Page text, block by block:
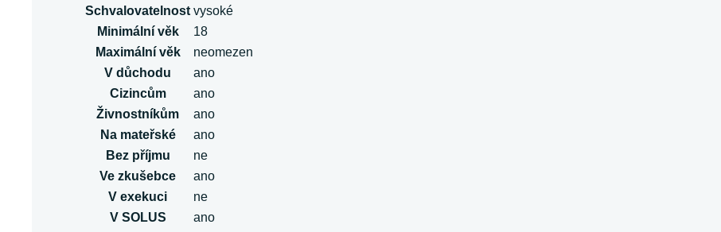
Schvalovatelnost vysoké
Minimální věk
18
Maximální věk
neomezen
V důchodu
ano
Cizincům
ano
Živnostníkům
ano
Na mateřské
ano
Bez příjmu
ne
Ve zkušebce
ano
V exekuci
ne
V SOLUS
ano